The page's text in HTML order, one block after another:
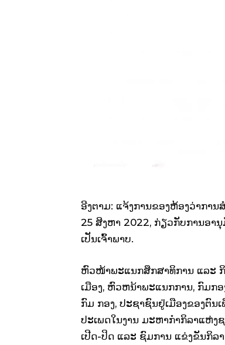
ອີງຕາມ: ແຈ້ງການຂອງຫ້ອງວ່າກາ
25 ສິງຫາ 2022, ກ່ຽວກັບການອາ
ເປັນເຈົ້າພາບ.
ຫົວໜ້າພະແນກສຶກສາທິການ ແລະ ກິ
ເມືອງ, ຫົວຫນ້າພະແນກການ, ກົມກ
ກົມ ກອງ, ປະຊາຊົນຢູ່ເມືອງຂອງຕົ
ປະເພດໃນງານ ມະຫາກໍາກິລາແຫ່ງ
ເປີດ-ປິດ ແລະ ຊົມການ ແຂ່ງຂັນກິລ